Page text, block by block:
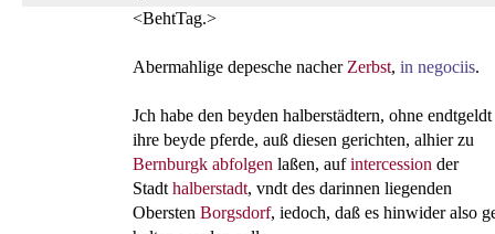
<BehtTag.>
Abermahlige depesche nacher Zerbst, in negociis.
Jch habe den beyden halberstädtern, ohne endtgeldt
ihre beyde pferde, auß diesen gerichten, alhier zu
Bernburgk abfolgen laßen, aufintercession der
Stadt halberstadt, vndt des darinnen liegenden
Obersten Borgsdorf, iedoch, daß es hinwider also